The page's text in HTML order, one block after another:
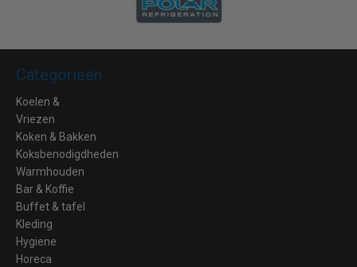
Categorieën
Koelen &
Vriezen
Koken & Bakken
Koksbenodigdheden
Warmhouden
Bar & Koffie
Buffet & tafel
Kleding
Hygiene
Horeca